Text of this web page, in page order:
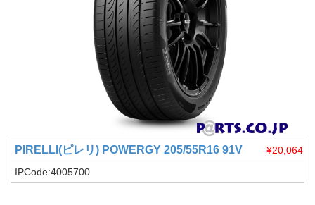
PIRELLI(ピレリ) POWERGY 205/55R16 91V
¥20,064
IPCode:4005700